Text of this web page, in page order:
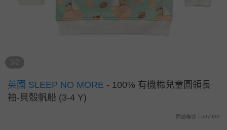
1/2
英國 SLEEP NO MORE - 100% 有機棉兒童圓領長
袖-貝殼帆船 (3-4 Y)
商品編號：597980